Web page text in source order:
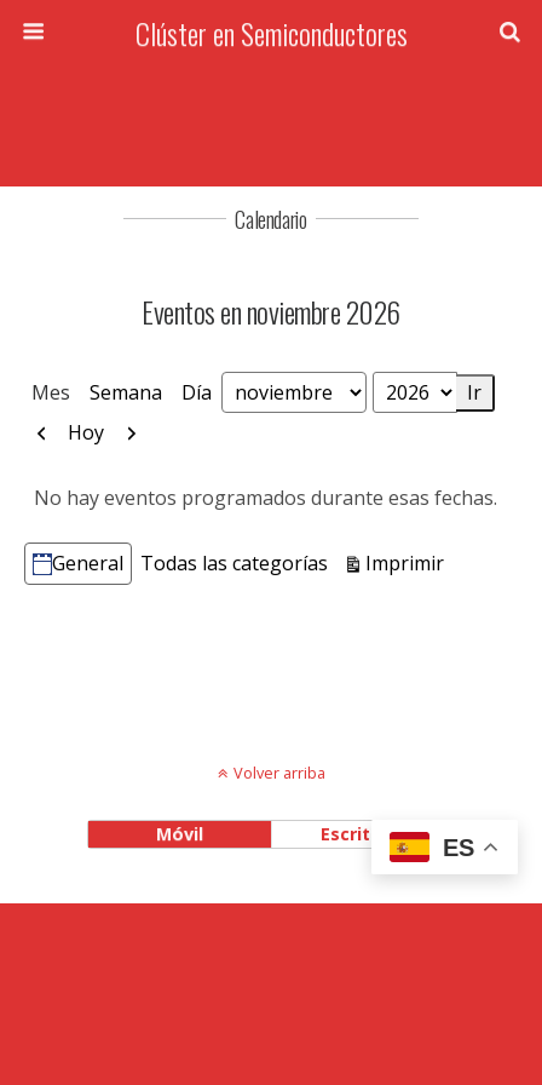
Clúster en Semiconductores
Calendario
Eventos en noviembre 2026
Mes Semana Día Mes
Año
Anterior
Hoy Siguiente
No hay eventos programados durante esas fechas.
Categorías
General Todas las categorías ImprimirVistas
Volver arriba
Móvil Escritorio
ES